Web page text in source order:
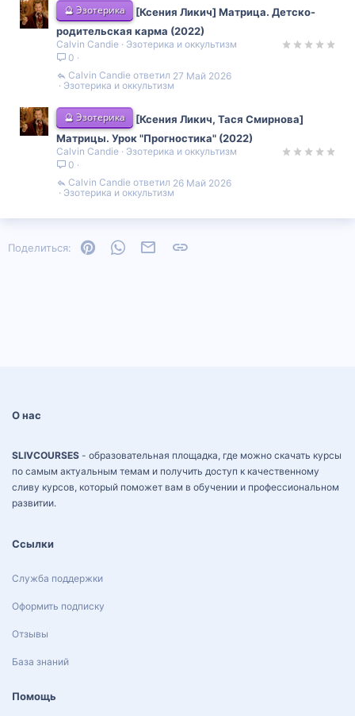
🔮 Эзотерика
[Ксения Ликич] Матрица. Детско-
родительская карма (2022)
Calvin Candie
Эзотерика и оккультизм
0
Эзотерика и оккультизм
27 Май 2026
Calvin Candie
🔮 Эзотерика
[Ксения Ликич, Тася Смирнова]
Матрицы. Урок "Прогностика" (2022)
Calvin Candie
Эзотерика и оккультизм
0
Эзотерика и оккультизм
26 Май 2026
Calvin Candie
Поделиться: PinterestWhatsAppЭлектронная почта
О нас
SLIVCOURSES - образовательная площадка, где можно скачать курсы
по самым актуальным темам и получить доступ к качественному
сливу курсов, который поможет вам в обучении и профессиональном
развитии.
Ссылки
Служба поддержки
Оформить подписку
Отзывы
База знаний
Помощь